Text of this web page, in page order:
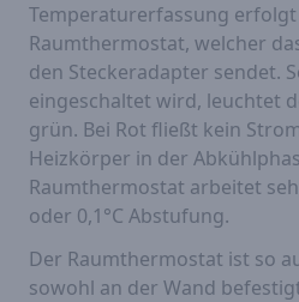
Temperaturerfassung erfolgt
Raumthermostat, welcher
den Steckeradapter sendet.
eingeschaltet wird, leuchtet
grün. Bei Rot fließt kein
Heizkörper in der
Raumthermostat arbeitet
oder 0,1°C Abstufung.
Der Raumthermostat ist so
sowohl an der Wand